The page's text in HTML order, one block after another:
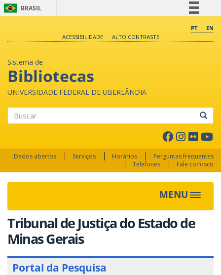
BRASIL
Comunica BR
PT
EN
ACESSIBILIDADE
ALTO CONTRASTE
Sistema de
Bibliotecas
UNIVERSIDADE FEDERAL DE UBERLÂNDIA
Dados abertos Serviços Horários
Perguntas frequentes
Telefones
Fale conosco
MENU Toggle
Tribunal de Justiça do Estado de
Minas Gerais
Portal da Pesquisa